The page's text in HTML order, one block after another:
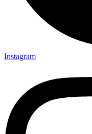
Instagram